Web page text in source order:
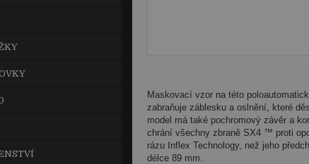
Maskovací vzor na této
zabraňuje záblesku a oslnění, které
model má také pochromový závěr a
chrání všechny zbraně SX4 ™ proti
rázu Inflex Technology, než jeho
délce 89 mm.